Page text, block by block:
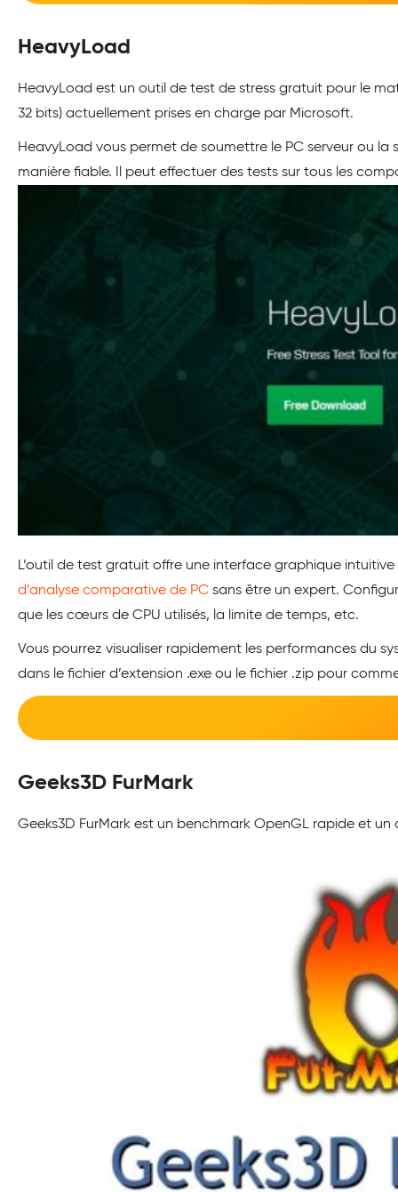
HeavyLoad
HeavyLoad est un outil de test de stress gratuit pour le
32 bits) actuellement prises en charge par Microsoft.
HeavyLoad vous permet de soumettre le PC serveur ou
manière fiable. Il peut effectuer des tests sur tous les
L’outil de test gratuit offre une interface graphique
d’analyse comparative de PC sans être un expert.
que les cœurs de CPU utilisés, la limite de temps, etc.
Vous pourrez visualiser rapidement les performances du
dans le fichier d’extension .exe ou le fichier .zip pour
Geeks3D FurMark
Geeks3D FurMark est un benchmark OpenGL rapide et